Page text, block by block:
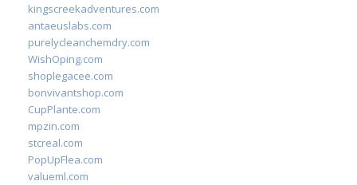
kingscreekadventures.com
antaeuslabs.com
purelycleanchemdry.com
WishOping.com
shoplegacee.com
bonvivantshop.com
CupPlante.com
mpzin.com
stcreal.com
PopUpFlea.com
valueml.com